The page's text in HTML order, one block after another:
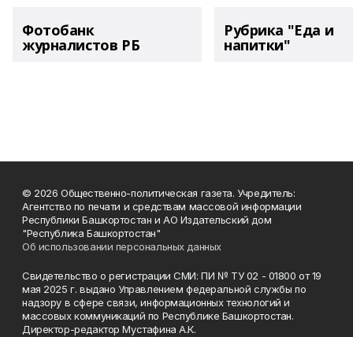
Фотобанк
журналистов РБ
Рубрика "Еда и
напитки"
© 2026 Общественно-политическая газета. Учредитель:
Агентство по печати и средствам массовой информации
Республики Башкортостан и АО Издательский дом
"Республика Башкортостан"
Об использовании персональных данных
Свидетельство о регистрации СМИ: ПИ № ТУ 02 - 01800 от 19
мая 2025 г. выдано Управлением федеральной службы по
надзору в сфере связи, информационных технологий и
массовых коммуникаций по Республике Башкортостан.
Директор-редактор Мустафина А.К.